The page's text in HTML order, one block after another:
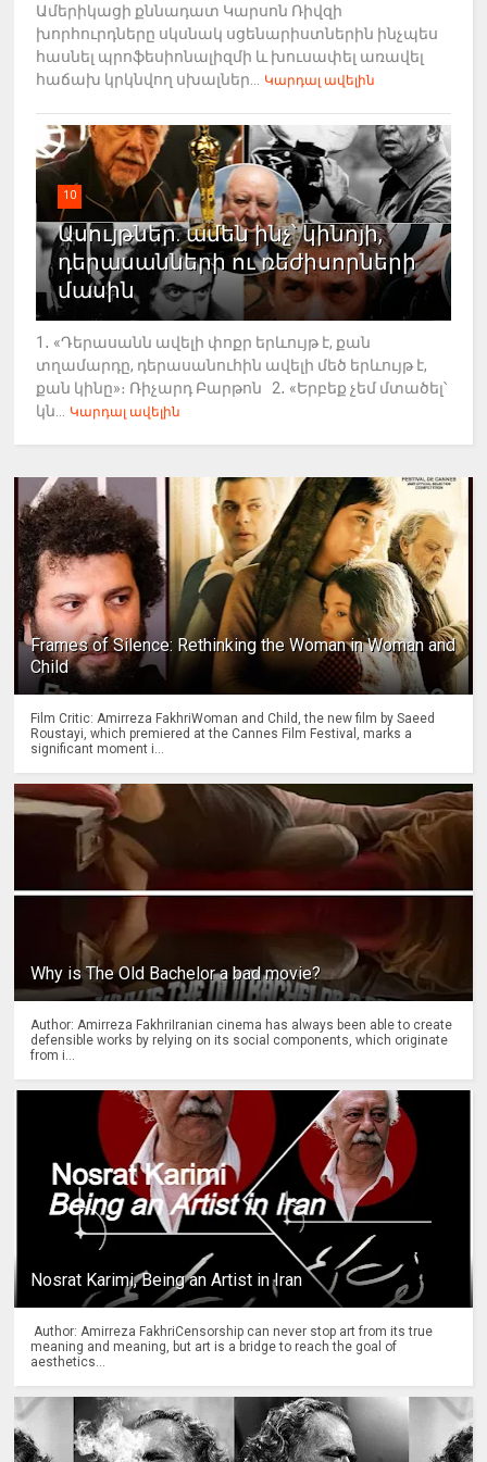
Ամերիկացի քննադատ Կարսոն Ռիվզի
խորհուրդները սկսնակ սցենարիստներին ինչպես
հասնել պրոֆեսիոնալիզմի և խուսափել առավել
հաճախ կրկնվող սխալներ...
Կարդալ ավելին
10
Ասույթներ. ամեն ինչ՝ կինոյի,
դերասանների ու ռեժիսորների
մասին
1․ «Դերասանն ավելի փոքր երևույթ է, քան
տղամարդը, դերասանուհին ավելի մեծ երևույթ է,
քան կինը»։ Ռիչարդ Բարթոն 2․ «Երբեք չեմ մտածել՝
կն...
Կարդալ ավելին
Frames of Silence: Rethinking the Woman in Woman and
Child
Film Critic: Amirreza FakhriWoman and Child, the new film by Saeed
Roustayi, which premiered at the Cannes Film Festival, marks a
significant moment i...
Why is The Old Bachelor a bad movie?
Author: Amirreza FakhriIranian cinema has always been able to create
defensible works by relying on its social components, which originate
from i...
Nosrat Karimi, Being an Artist in Iran
Author: Amirreza FakhriCensorship can never stop art from its true
meaning and meaning, but art is a bridge to reach the goal of
aesthetics...